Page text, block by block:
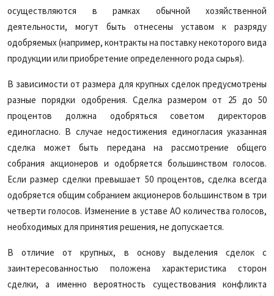
осуществляются в рамках обычной хозяйственной
деятельности, могут быть отнесены уставом к разряду
одобряемых (например, контракты на поставку некоторого вида
продукции или приобретение определенного рода сырья).
В зависимости от размера для крупных сделок предусмотрены
разные порядки одобрения. Сделка размером от 25 до 50
процентов должна одобряться советом директоров
единогласно. В случае недостижения единогласия указанная
сделка может быть передана на рассмотрение общего
собрания акционеров и одобряется большинством голосов.
Если размер сделки превышает 50 процентов, сделка всегда
одобряется общим собранием акционеров большинством в три
четверти голосов. Изменение в уставе АО количества голосов,
необходимых для принятия решения, не допускается.
В отличие от крупных, в основу выделения сделок с
заинтересованностью положена характеристика сторон
сделки, а именно вероятность существования конфликта